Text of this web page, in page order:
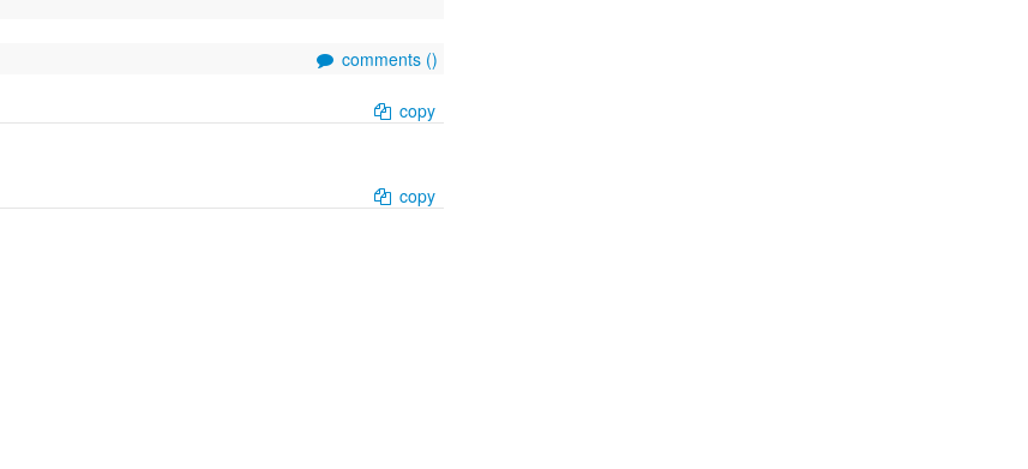
comments ()
copy
copy